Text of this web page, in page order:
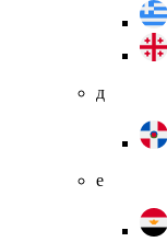
д
е